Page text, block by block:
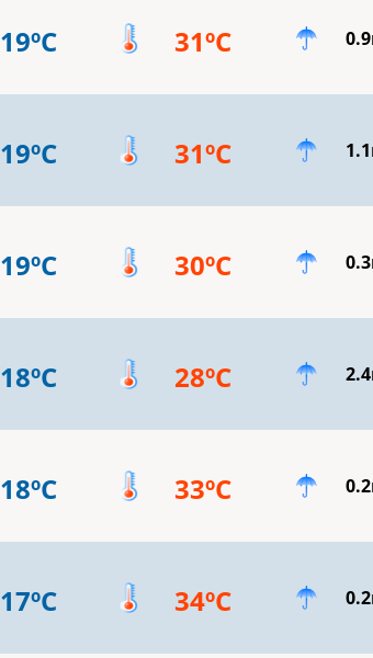
19ºC 31ºC
19ºC 31ºC
19ºC 30ºC
18ºC 28ºC
18ºC 33ºC
17ºC 34ºC